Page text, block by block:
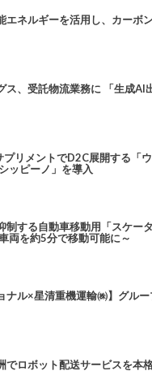
エネルギーを活用し、カーボ
、受託物流業務に 「生成AI
プリメントでD2C展開する「
ッピーノ」を導入
制する自動車移動用「スケー
両を約5分で移動可能に～
ナル×星清重機運輸㈱】グル
でロボット配送サービスを本